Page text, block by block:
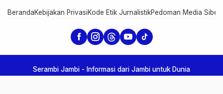
BerandaKebijakan PrivasiKode Etik JurnalistikPedoman Media Siber
Serambi Jambi - Informasi dari Jambi untuk Dunia